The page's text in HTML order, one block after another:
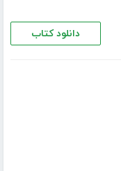
دانلود کتاب